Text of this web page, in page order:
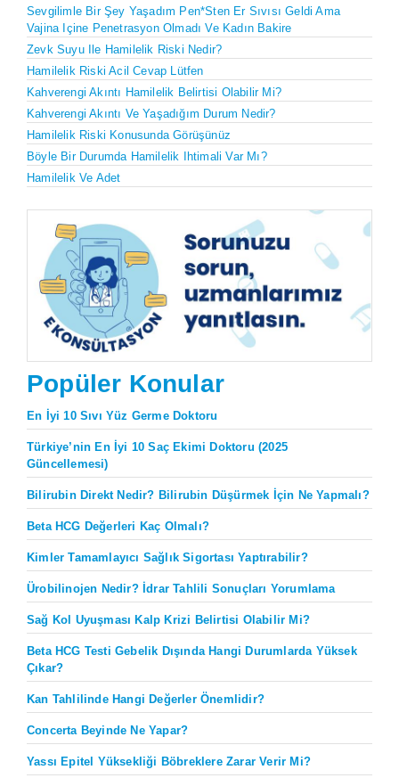
Sevgilimle Bir Şey Yaşadım Pen*sten Er Sıvısı Geldi Ama
Vajina Içine Penetrasyon Olmadı Ve Kadın Bakire
Zevk Suyu Ile Hamilelik Riski Nedir?
Hamilelik Riski Acil Cevap Lütfen
Kahverengi Akıntı Hamilelik Belirtisi Olabilir Mi?
Kahverengi Akıntı Ve Yaşadığım Durum Nedir?
Hamilelik Riski Konusunda Görüşünüz
Böyle Bir Durumda Hamilelik Ihtimali Var Mı?
Hamilelik Ve Adet
Popüler Konular
En İyi 10 Sıvı Yüz Germe Doktoru
Türkiye’nin En İyi 10 Saç Ekimi Doktoru (2025
Güncellemesi)
Bilirubin Direkt Nedir? Bilirubin Düşürmek İçin Ne Yapmalı?
Beta HCG Değerleri Kaç Olmalı?
Kimler Tamamlayıcı Sağlık Sigortası Yaptırabilir?
Ürobilinojen Nedir? İdrar Tahlili Sonuçları Yorumlama
Sağ Kol Uyuşması Kalp Krizi Belirtisi Olabilir Mi?
Beta HCG Testi Gebelik Dışında Hangi Durumlarda Yüksek
Çıkar?
Kan Tahlilinde Hangi Değerler Önemlidir?
Concerta Beyinde Ne Yapar?
Yassı Epitel Yüksekliği Böbreklere Zarar Verir Mi?